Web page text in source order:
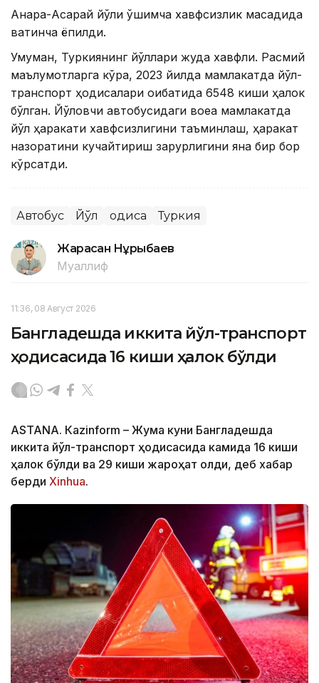
Анқара-Ақсарай йўли қўшимча хавфсизлик мақсадида
вақтинча ёпилди.
Умуман, Туркиянинг йўллари жуда хавфли. Расмий
маълумотларга кўра, 2023 йилда мамлакатда йўл-
транспорт ҳодисалари оқибатида 6548 киши ҳалок
бўлган. Йўловчи автобусидаги воқеа мамлакатда
йўл ҳаракати хавфсизлигини таъминлаш, ҳаракат
назоратини кучайтириш зарурлигини яна бир бор
кўрсатди.
Автобус Йўл Ҳодиса Туркия
Жарасқан Нұрыбаев
Муаллиф
11:36, 08 Август 2026
Бангладешда иккита йўл-транспорт
ҳодисасида 16 киши ҳалок бўлди
ASTANА. Кazinform – Жума куни Бангладешда
иккита йўл-транспорт ҳодисасида камида 16 киши
ҳалок бўлди ва 29 киши жароҳат олди, деб хабар
берди Xinhua.